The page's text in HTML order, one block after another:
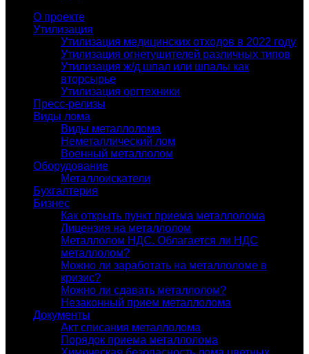
О проекте
Утилизация
Утилизация медицинских отходов в 2022 году
Утилизация огнетушителей различных типов
Утилизация ж/д шпал или шпалы как
вторсырье
Утилизация оргтехники
Пресс-релизы
Виды лома
Виды металлолома
Неметаллический лом
Военный металлолом
Оборудование
Металлоискатели
Бухгалтерия
Бизнес
Как открыть пункт приема металлолома
Лицензия на металлолом
Металлолом НДС. Облагается ли НДС
металлолом?
Можно ли заработать на металлоломе в
кризис?
Можно ли сдавать металлолом?
Незаконный прием металлолома
Документы
Акт списания металлолома
Порядок приема металлолома